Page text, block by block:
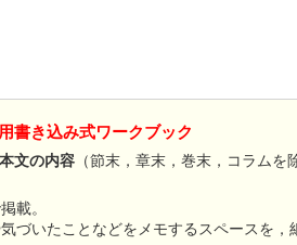
書き込み式ワークブック
文の内容 （節末，章末，巻末，コラムを
載。
づいたことなどをメモするスペースを，